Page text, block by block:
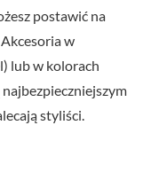
postawić na
w
lub w kolorach
styliści.